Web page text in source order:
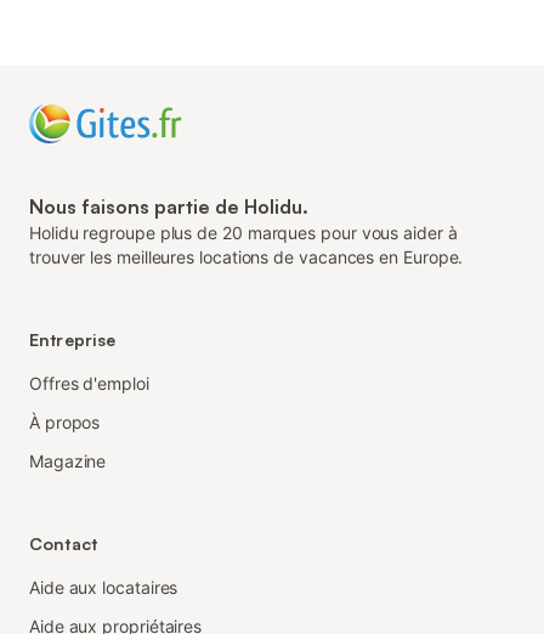
Nous faisons partie de Holidu.
Holidu regroupe plus de 20 marques pour vous aider à
trouver les meilleures locations de vacances en Europe.
Entreprise
Offres d'emploi
À propos
Magazine
Contact
Aide aux locataires
Aide aux propriétaires